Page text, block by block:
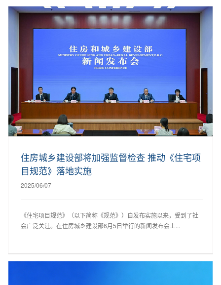
住房城乡建设部将加强监督检查 推动《住宅项
目规范》落地实施
2025/06/07
《住宅项目规范》（以下简称《规范》）自发布实施以来，受到了社
会广泛关注。在住房城乡建设部6月5日举行的新闻发布会上...